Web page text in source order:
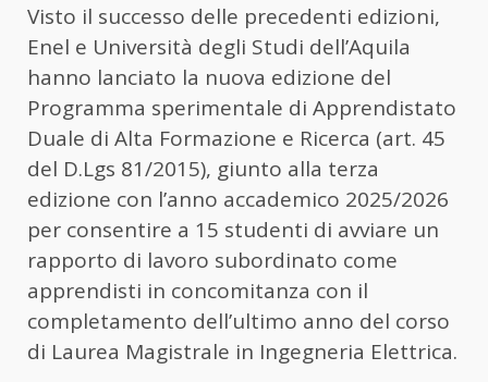
Visto il successo delle precedenti edizioni,
Enel e Università degli Studi dell’Aquila
hanno lanciato la nuova edizione del
Programma sperimentale di Apprendistato
Duale di Alta Formazione e Ricerca (art. 45
del D.Lgs 81/2015), giunto alla terza
edizione con l’anno accademico 2025/2026
per consentire a 15 studenti di avviare un
rapporto di lavoro subordinato come
apprendisti in concomitanza con il
completamento dell’ultimo anno del corso
di Laurea Magistrale in Ingegneria Elettrica.